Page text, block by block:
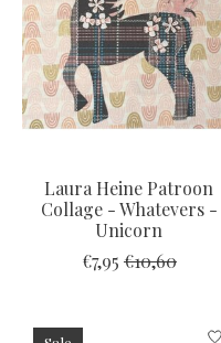
Laura Heine Patroon
Collage - Whatevers -
Unicorn
€7,95 €10,60